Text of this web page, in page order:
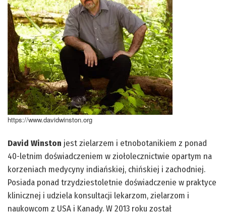
https://www.davidwinston.org
David Winston jest zielarzem i etnobotanikiem z ponad
40-letnim doświadczeniem w ziołolecznictwie opartym na
korzeniach medycyny indiańskiej, chińskiej i zachodniej.
Posiada ponad trzydziestoletnie doświadczenie w praktyce
klinicznej i udziela konsultacji lekarzom, zielarzom i
naukowcom z USA i Kanady. W 2013 roku został